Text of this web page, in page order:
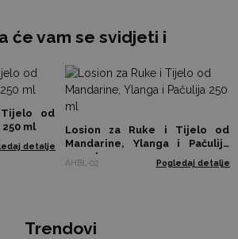
će vam se svidjeti i
od
ml
detalje
Losion za Ruke i Tijelo od
Mandarine, Ylanga i Pačulija
250 ml
AHBL-02 Pogledaj detalje
Trendovi